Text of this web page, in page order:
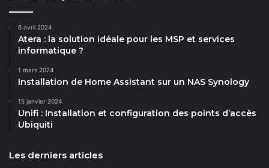
6 avril 2024
Atera : la solution idéale pour les MSP et services
informatique ?
1 mars 2024
Installation de Home Assistant sur un NAS Synology
15 janvier 2024
Unifi : Installation et configuration des points d’accès
Ubiquiti
Les derniers articles